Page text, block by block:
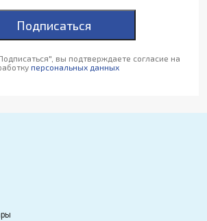
Подписаться
вы подтверждаете согласие на
персональных данных